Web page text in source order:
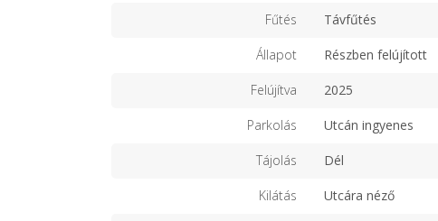
Fűtés Távfűtés
Állapot Részben felújított
Felújítva 2025
Parkolás Utcán ingyenes
Tájolás Dél
Kilátás Utcára néző